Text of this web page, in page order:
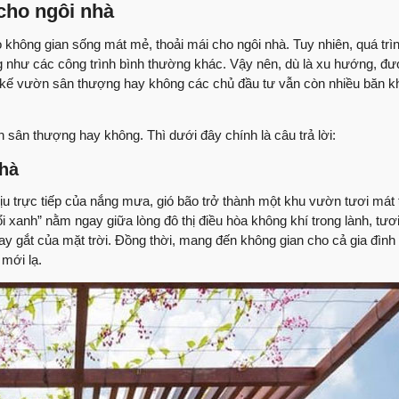
Nhận xét trực tiếp
60 ngày lột xác
Anh An có cảm
Sửa nhà cùng Việt
Lắng nghe ý kiến
dựng
Những ý kiến của
Bàn giao nhà phố
Group
Bàn giao nhà | Chị
Group
Review nhà |
ngôi nhà
gian sống mát mẻ, thoải mái cho ngôi nhà. Tuy nhiên, quá
các công trình bình thường khác. Vậy nên, dù là xu hướng,
vườn sân thượng hay không các chủ đầu tư vẫn còn nhiều băn
sân thượng hay không. Thì dưới đây chính là câu trả lời:
trực tiếp của nắng mưa, gió bão trở thành một khu vườn tươi mát
nằm ngay giữa lòng đô thị điều hòa không khí trong lành,
gắt của mặt trời. Đồng thời, mang đến không gian cho cả gia đình
lạ.